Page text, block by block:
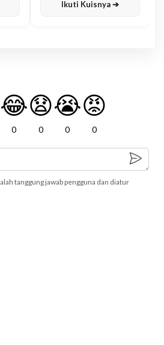
Ikuti Kuisnya ➔
😂
0
😧
0
😭
0
😡
0
tanggung jawab pengguna dan diatur